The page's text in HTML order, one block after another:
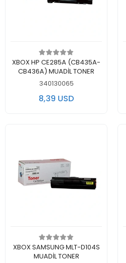
Add to cart
XBOX HP CE285A (CB435A-
CB436A) MUADİL TONER
340130065
8,39 USD
Add to cart
XBOX SAMSUNG MLT-D104S
MUADİL TONER